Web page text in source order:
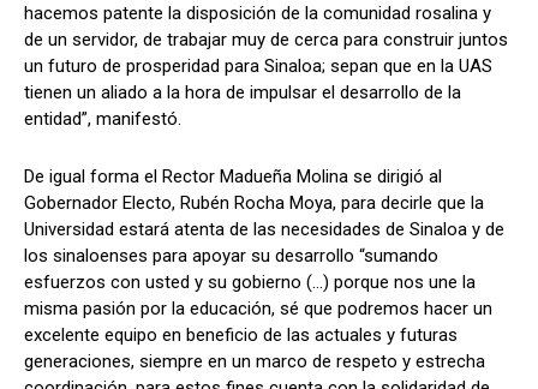
hacemos patente la disposición de la comunidad rosalina y
de un servidor, de trabajar muy de cerca para construir juntos
un futuro de prosperidad para Sinaloa; sepan que en la UAS
tienen un aliado a la hora de impulsar el desarrollo de la
entidad”, manifestó.
De igual forma el Rector Madueña Molina se dirigió al
Gobernador Electo, Rubén Rocha Moya, para decirle que la
Universidad estará atenta de las necesidades de Sinaloa y de
los sinaloenses para apoyar su desarrollo “sumando
esfuerzos con usted y su gobierno (…) porque nos une la
misma pasión por la educación, sé que podremos hacer un
excelente equipo en beneficio de las actuales y futuras
generaciones, siempre en un marco de respeto y estrecha